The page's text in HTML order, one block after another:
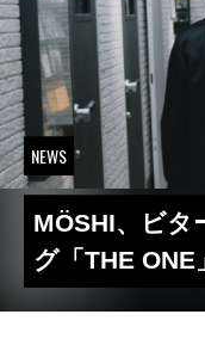
NEWS
MÖSHI、ビタ
グ「THE ONE